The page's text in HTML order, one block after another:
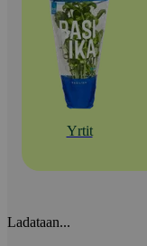
Yrtit
Ladataan...